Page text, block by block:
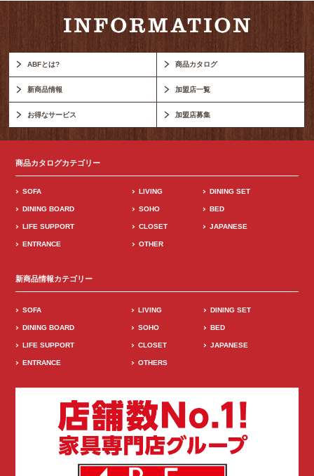
ABFとは? 商品カタログ
新商品情報 加盟店一覧
お得なサービス 加盟店募集
商品カタログカテゴリー
SOFA LIVING DINING SET
DINING BOARD SOHO BED
LIFE SUPPORT CLOSET JAPANESE
ENTRANCE OTHER
新商品情報カテゴリー
SOFA LIVING DINING SET
DINING BOARD SOHO BED
LIFE SUPPORT CLOSET JAPANESE
ENTRANCE OTHERS